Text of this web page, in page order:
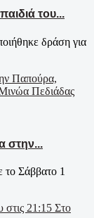
του...
δράση για
στην...
το Σάββατο 1